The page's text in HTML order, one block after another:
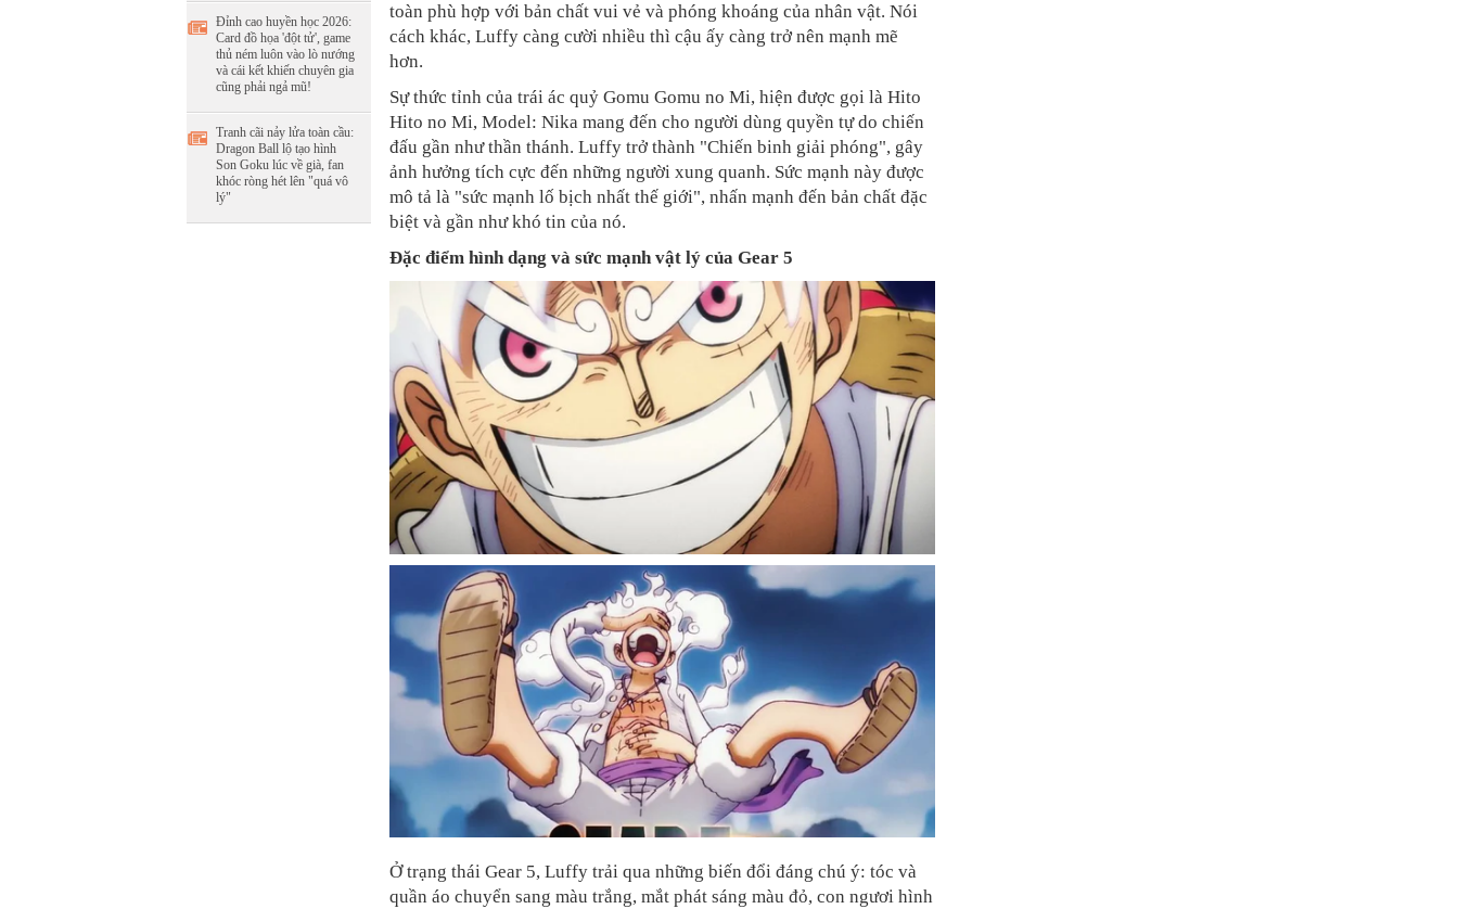
Đỉnh cao huyền học 2026:
Card đồ họa 'đột tử', game
thủ ném luôn vào lò nướng
và cái kết khiến chuyên gia
cũng phải ngả mũ!
Tranh cãi nảy lửa toàn cầu:
Dragon Ball lộ tạo hình
Son Goku lúc về già, fan
khóc ròng hét lên "quá vô
lý"
toàn phù hợp với bản chất vui vẻ và phóng khoáng của nhân vật. Nói
cách khác, Luffy càng cười nhiều thì cậu ấy càng trở nên mạnh mẽ
hơn.
Sự thức tỉnh của trái ác quỷ Gomu Gomu no Mi, hiện được gọi là Hito
Hito no Mi, Model: Nika mang đến cho người dùng quyền tự do chiến
đấu gần như thần thánh. Luffy trở thành "Chiến binh giải phóng", gây
ảnh hưởng tích cực đến những người xung quanh. Sức mạnh này được
mô tả là "sức mạnh lố bịch nhất thế giới", nhấn mạnh đến bản chất đặc
biệt và gần như khó tin của nó.
Đặc điểm hình dạng và sức mạnh vật lý của Gear 5
Ở trạng thái Gear 5, Luffy trải qua những biến đổi đáng chú ý: tóc và
quần áo chuyển sang màu trắng, mắt phát sáng màu đỏ, con ngươi hình